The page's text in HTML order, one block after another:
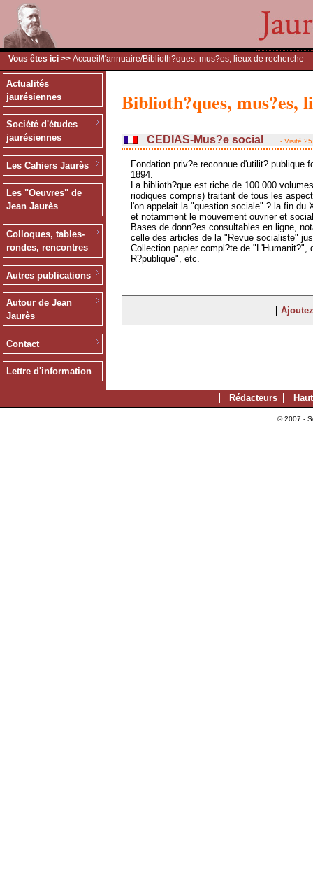
Vous êtes ici >> Accueil /l'annuaire/Biblioth?ques, mus?es, lieux de recherche
Actualités
jaurésiennes
Société d'études
jaurésiennes
Les Cahiers Jaurès
Les "Oeuvres" de
Jean Jaurès
Colloques, tables-
rondes, rencontres
Autres publications
Autour de Jean
Jaurès
Contact
Lettre d'information
Biblioth?ques, mus?es,
CEDIAS-Mus?e social - Visité
Fondation priv?e reconnue d'utilit? publique
1894.
La biblioth?que est riche de 100.000
riodiques compris) traitant de tous les
l'on appelait la "question sociale" ? la fin du
et notamment le mouvement ouvrier et
Bases de donn?es consultables en ligne,
celle des articles de la "Revue socialiste"
Collection papier compl?te de "L'Humanit?",
R?publique", etc.
|
Rédacteurs
© 2007 -